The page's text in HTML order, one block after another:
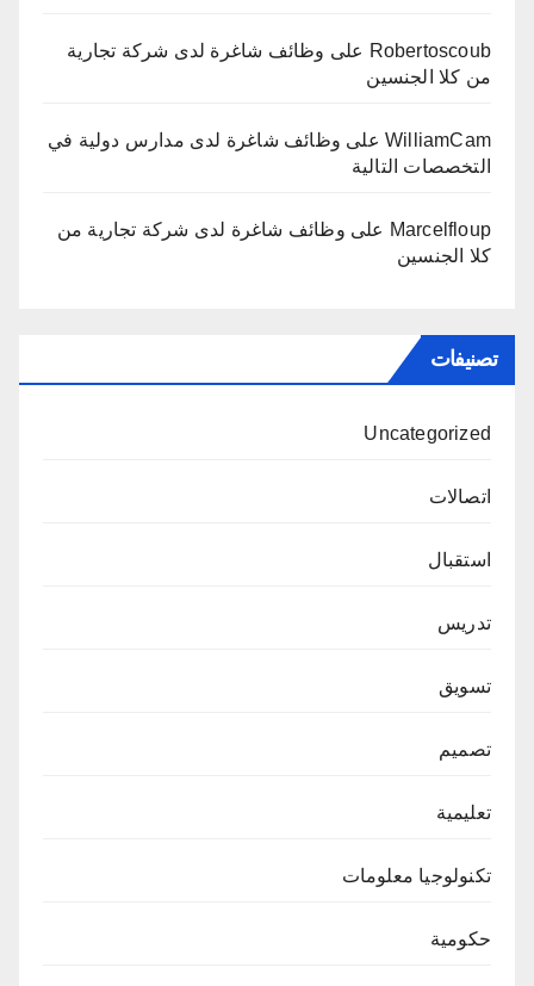
Robertoscoub على وظائف شاغرة لدى شركة تجارية
من كلا الجنسين
WilliamCam على وظائف شاغرة لدى مدارس دولية في
التخصصات التالية
Marcelfloup على وظائف شاغرة لدى شركة تجارية من
كلا الجنسين
تصنيفات
Uncategorized
اتصالات
استقبال
تدريس
تسويق
تصميم
تعليمية
تكنولوجيا معلومات
حكومية